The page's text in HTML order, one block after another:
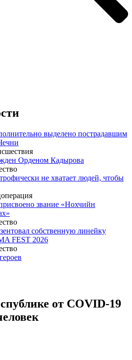
выделено пострадавшим
Орденом Кадырова
не хватает людей, чтобы
звание «Нохчийн
собственную линейку
FEST 2026
от COVID-19